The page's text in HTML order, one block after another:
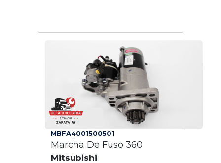
MBFA4001500501
Marcha De Fuso 360
Mitsubishi